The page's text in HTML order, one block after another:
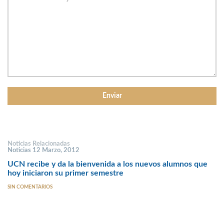
Noticias Relacionadas
Noticias 12 Marzo, 2012
UCN recibe y da la bienvenida a los nuevos alumnos que
hoy iniciaron su primer semestre
SIN COMENTARIOS